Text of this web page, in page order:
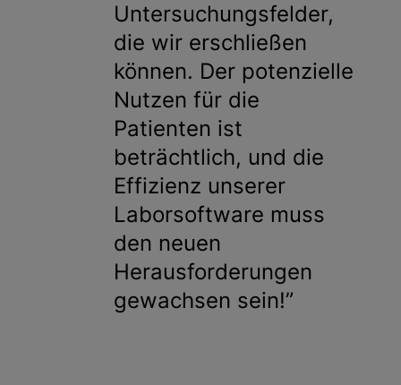
Untersuchungsfelder,
die wir erschließen
können. Der potenzielle
Nutzen für die
Patienten ist
beträchtlich, und die
Effizienz unserer
Laborsoftware muss
den neuen
Herausforderungen
gewachsen sein!